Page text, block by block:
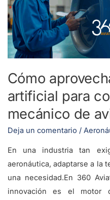
Cómo
artificial para
mecánico de
Deja un comentario /
En una industria tan
aeronáutica, adaptarse a la
una necesidad.En 360
innovación es el motor
artificial
para
convertirte
en
de
avión